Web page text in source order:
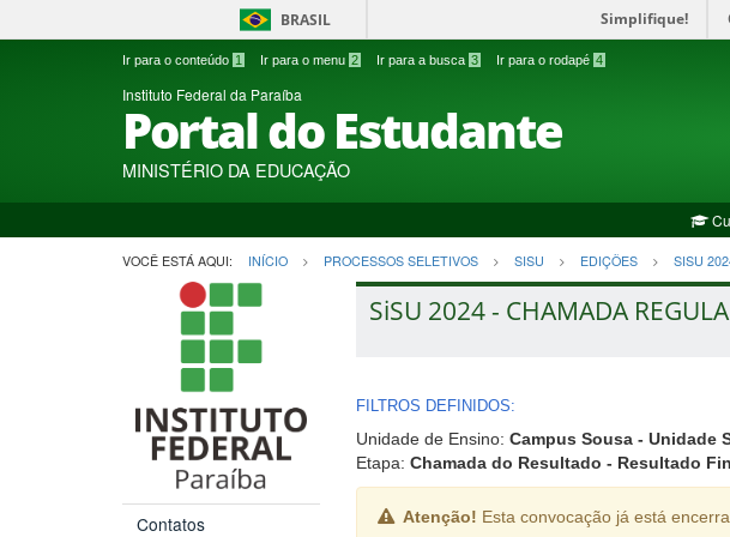
BRASIL Simplifique!
Ir para o conteúdo 1 Ir para o menu 2 Ir para a busca 3 Ir para o rodapé 4
Instituto Federal da Paraíba
Portal do Estudante
MINISTÉRIO DA EDUCAÇÃO
VOCÊ ESTÁ AQUI: INÍCIO PROCESSOS SELETIVOS SISU EDIÇÕES SISU
Contatos
SiSU 2024 - CHAMADA
FILTROS DEFINIDOS:
Unidade de Ensino: Campus Sousa - Unidade
Etapa: Chamada do Resultado - Resultado
Atenção! Esta convocação já está